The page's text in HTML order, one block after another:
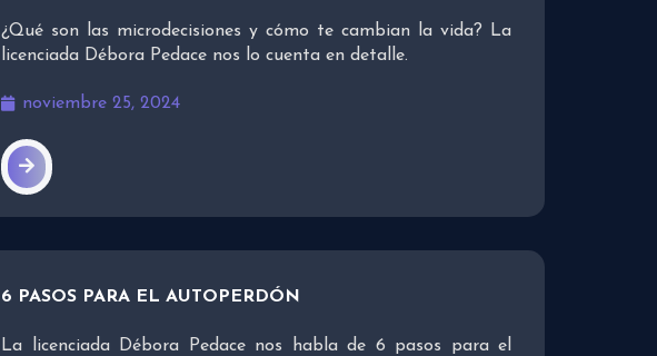
¿Qué son las microdecisiones y cómo te cambian la vida? La
licenciada Débora Pedace nos lo cuenta en detalle.
noviembre 25, 2024
6 PASOS PARA EL AUTOPERDÓN
La licenciada Débora Pedace nos habla de 6 pasos para el